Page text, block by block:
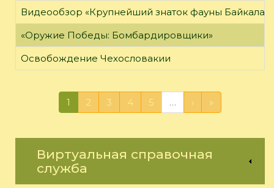
Видеообзор «Крупнейший знаток фауны Байкала»
«Оружие Победы: Бомбардировщики»
Освобождение Чехословакии
1 2 3 4 5 … › »
Виртуальная справочная
служба